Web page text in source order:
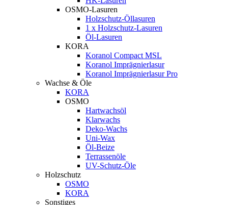
OSMO-Lasuren
Holzschutz-Öllasuren
1 x Holzschutz-Lasuren
Öl-Lasuren
KORA
Koranol Compact MSL
Koranol Imprägnierlasur
Koranol Imprägnierlasur Pro
Wachse & Öle
KORA
OSMO
Hartwachsöl
Klarwachs
Deko-Wachs
Uni-Wax
Öl-Beize
Terrassenöle
UV-Schutz-Öle
Holzschutz
OSMO
KORA
Sonstiges